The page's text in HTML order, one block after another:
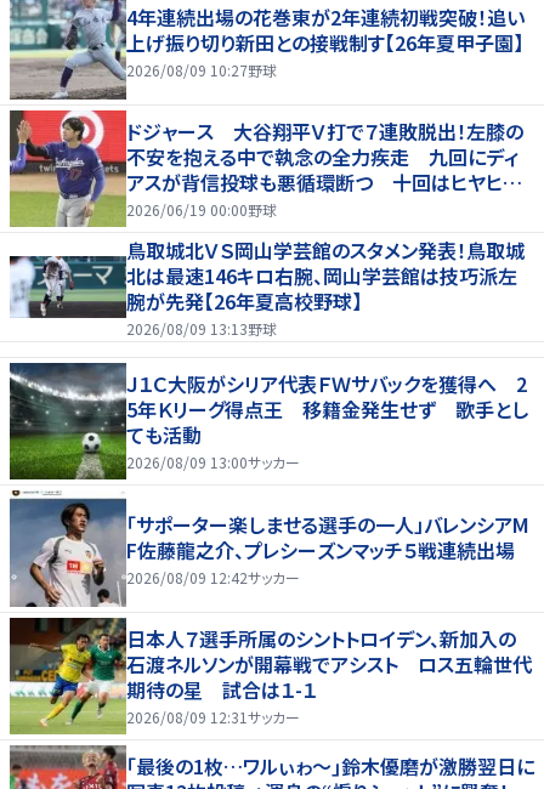
4年連続出場の花巻東が2年連続初戦突破！追い
上げ振り切り新田との接戦制す【26年夏甲子園】
2026/08/09 10:27野球
ドジャース 大谷翔平Ｖ打で７連敗脱出！左膝の
不安を抱える中で執念の全力疾走 九回にディ
アスが背信投球も悪循環断つ 十回はヒヤヒヤ
もリード守る
2026/06/19 00:00野球
鳥取城北ＶＳ岡山学芸館のスタメン発表！鳥取城
北は最速146キロ右腕、岡山学芸館は技巧派左
腕が先発【26年夏高校野球】
2026/08/09 13:13野球
Ｊ１Ｃ大阪がシリア代表ＦＷサバックを獲得へ 2
5年Ｋリーグ得点王 移籍金発生せず 歌手とし
ても活動
2026/08/09 13:00サッカー
「サポーター楽しませる選手の一人」バレンシアM
F佐藤龍之介、プレシーズンマッチ５戦連続出場
2026/08/09 12:42サッカー
日本人７選手所属のシントトロイデン、新加入の
石渡ネルソンが開幕戦でアシスト ロス五輪世代
期待の星 試合は１-１
2026/08/09 12:31サッカー
｢最後の1枚…ワルぃゎ〜｣鈴木優磨が激勝翌日に